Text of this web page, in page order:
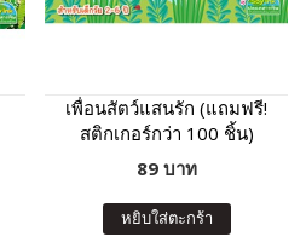
เพื่อนสัตว์แสนรัก (แถมฟรี!
สติกเกอร์กว่า 100 ชิ้น)
89 บาท
หยิบใส่ตะกร้า